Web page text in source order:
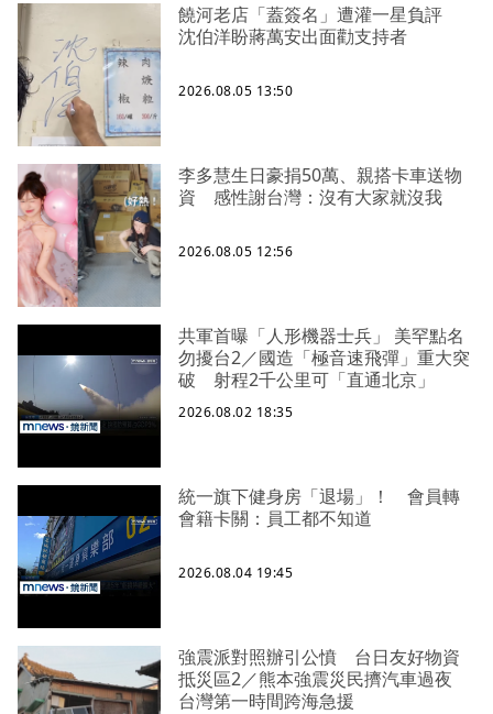
饒河老店「蓋簽名」遭灌一星負評
沈伯洋盼蔣萬安出面勸支持者
2026.08.05 13:50
李多慧生日豪捐50萬、親搭卡車送物
資 感性謝台灣：沒有大家就沒我
2026.08.05 12:56
共軍首曝「人形機器士兵」 美罕點名
勿擾台2／國造「極音速飛彈」重大突
破 射程2千公里可「直通北京」
2026.08.02 18:35
統一旗下健身房「退場」！ 會員轉
會籍卡關：員工都不知道
2026.08.04 19:45
強震派對照辦引公憤 台日友好物資
抵災區2／熊本強震災民擠汽車過夜
台灣第一時間跨海急援